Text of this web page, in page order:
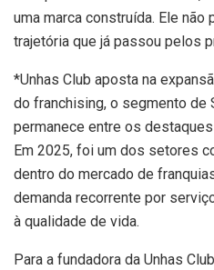
uma marca construída. Ele
trajetória que já passou pelos
*Unhas Club aposta na
do franchising, o segmento de
permanece entre os
Em 2025, foi um dos setores
dentro do mercado de
demanda recorrente por
à qualidade de vida.
Para a fundadora da Unhas